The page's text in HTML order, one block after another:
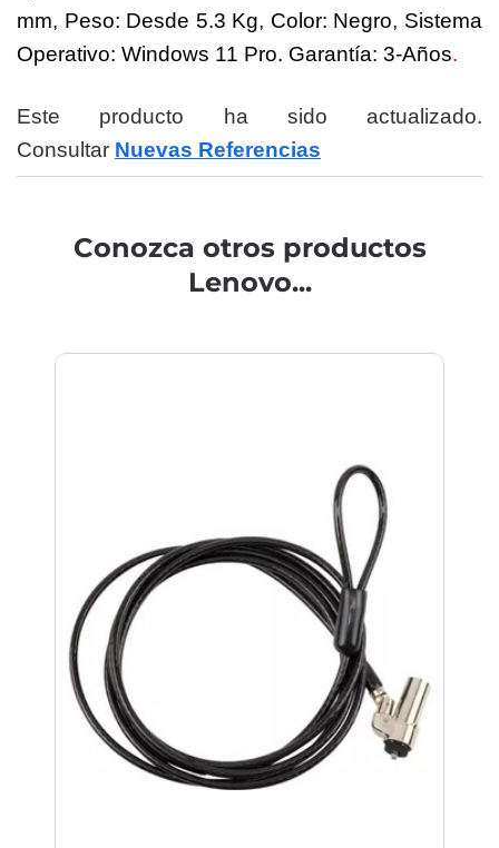
mm, Peso: Desde 5.3 Kg, Color: Negro, Sistema
Operativo: Windows 11 Pro. Garantía: 3-Años.
Este producto ha sido actualizado.
Consultar Nuevas Referencias
Conozca otros productos
Lenovo...